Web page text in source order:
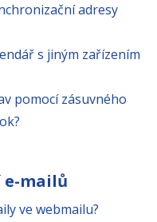
adresy
s jiným zařízením
pomocí zásuvného
e-mailů
ve webmailu?